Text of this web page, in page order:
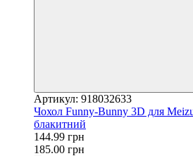
Артикул: 918032633
Чохол Funny-Bunny 3D для
блакитний
144.99 грн
185.00 грн